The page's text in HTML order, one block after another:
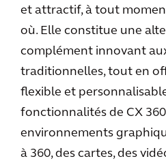
et attractif, à tout
où. Elle constitue une
complément innovant
traditionnelles, tout en
flexible et
fonctionnalités de CX
environnements
à 360, des cartes, des